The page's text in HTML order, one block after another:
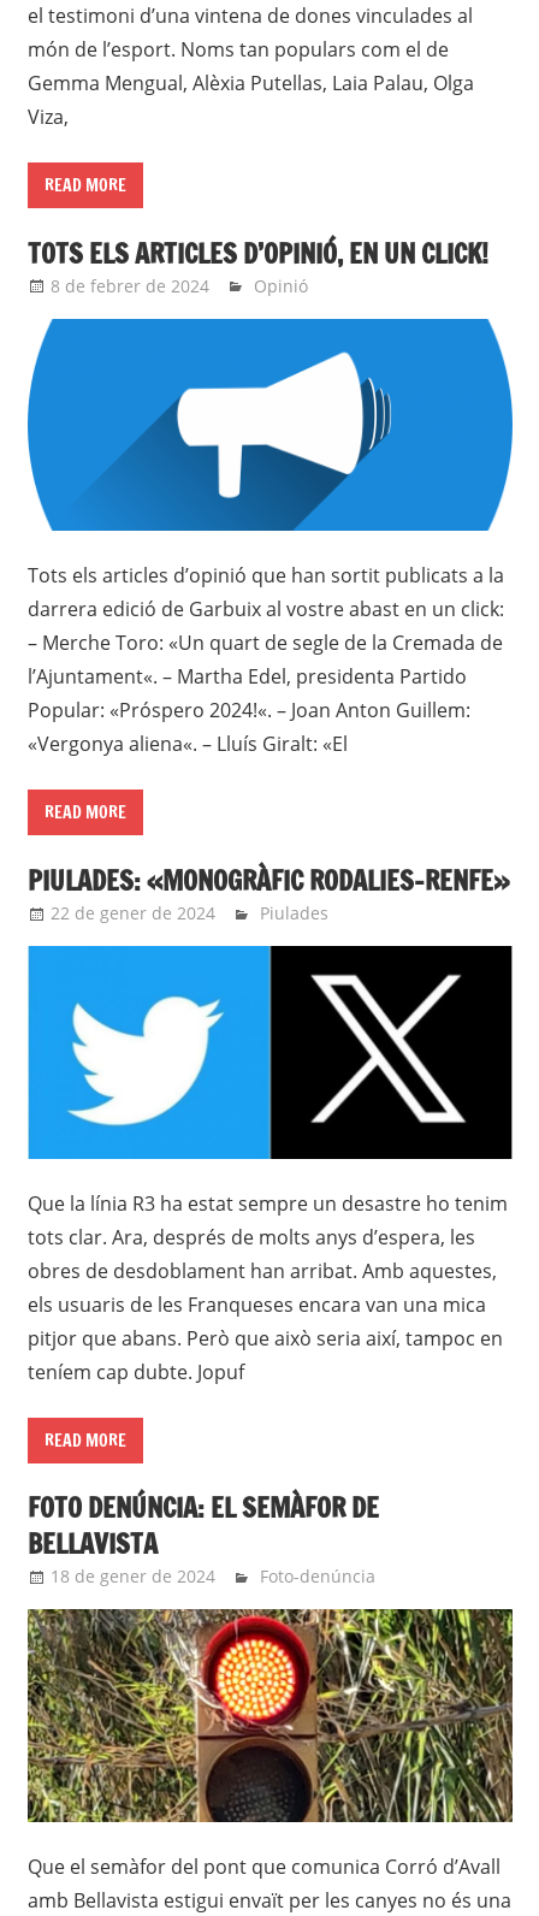
el testimoni d’una vintena de dones vinculades al
món de l’esport. Noms tan populars com el de
Gemma Mengual, Alèxia Putellas, Laia Palau, Olga
Viza,
READ MORE
TOTS ELS ARTICLES D’OPINIÓ, EN UN CLICK!
8 de febrer de 2024 roger
Opinió
Tots els articles d’opinió que han sortit publicats a la
darrera edició de Garbuix al vostre abast en un click:
– Merche Toro: «Un quart de segle de la Cremada de
l’Ajuntament«. – Martha Edel, presidenta Partido
Popular: «Próspero 2024!«. – Joan Anton Guillem:
«Vergonya aliena«. – Lluís Giralt: «El
READ MORE
PIULADES: «MONOGRÀFIC RODALIES-RENFE»
22 de gener de 2024 roger
Piulades
Que la línia R3 ha estat sempre un desastre ho tenim
tots clar. Ara, després de molts anys d’espera, les
obres de desdoblament han arribat. Amb aquestes,
els usuaris de les Franqueses encara van una mica
pitjor que abans. Però que això seria així, tampoc en
teníem cap dubte. Jopuf
READ MORE
FOTO DENÚNCIA: EL SEMÀFOR DE
BELLAVISTA
18 de gener de 2024 roger
Foto-denúncia
Que el semàfor del pont que comunica Corró d’Avall
amb Bellavista estigui envaït per les canyes no és una